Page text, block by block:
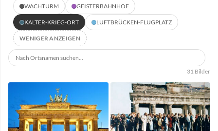
WACHTURM GEISTERBAHNHOF
KALTER-KRIEG-ORT LUFTBRÜCKEN-FLUGPLATZ
WENIGER ANZEIGEN
31 Bilder